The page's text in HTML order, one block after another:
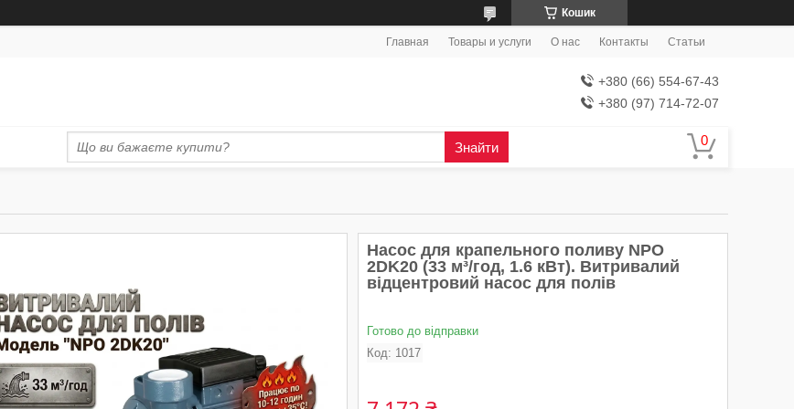
Кошик
Главная Товары и услуги О нас Контакты Статьи
+380 (66) 554-67-43
+380 (97) 714-72-07
Знайти
Насос для крапельного поливу NPO
2DK20 (33 м³/год, 1.6 кВт). Витривалий
відцентровий насос для полів
Готово до відправки
Код: 1017